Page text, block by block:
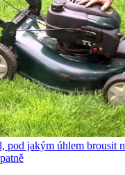
pod jakým úhlem brousit